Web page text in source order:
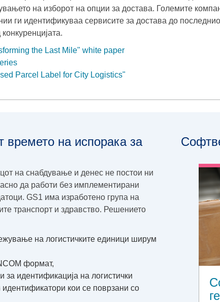
на изборот на опции за достава. Големите
ги идентификуваа сервисите за достава до
the Last Mile" white paper
Parcel Label for City Logistics"
времето на испорака за
на снабдување и денес не постои ни
да работи без имплементирани
GS1 има изработено група на
транспорт и здравство. Решението
на логистичките единици ширум
формат,
идентификација на логистички
кои се поврзани со